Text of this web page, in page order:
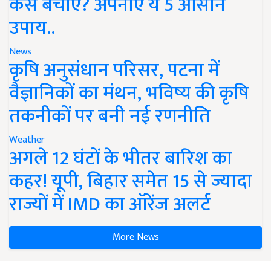
उपाय..
News
कृषि अनुसंधान परिसर, पटना में
वैज्ञानिकों का मंथन, भविष्य की कृषि
तकनीकों पर बनी नई रणनीति
Weather
अगले 12 घंटों के भीतर बारिश का
कहर! यूपी, बिहार समेत 15 से ज्यादा
राज्यों में IMD का ऑरेंज अलर्ट
More News